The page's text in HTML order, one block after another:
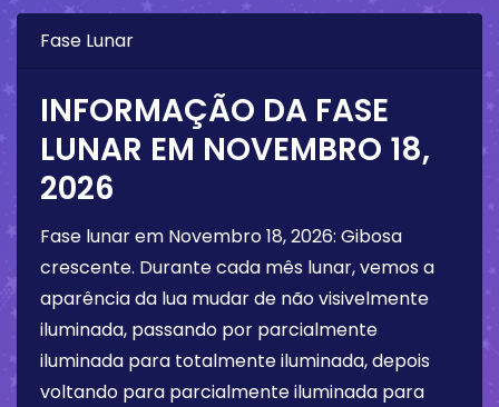
Fase Lunar
INFORMAÇÃO DA FASE
LUNAR EM NOVEMBRO 18,
2026
Fase lunar em Novembro 18, 2026: Gibosa
crescente. Durante cada mês lunar, vemos a
aparência da lua mudar de não visivelmente
iluminada, passando por parcialmente
iluminada para totalmente iluminada, depois
voltando para parcialmente iluminada para